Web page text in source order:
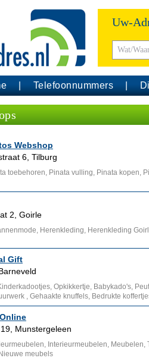
Uw-
Telefoonnummers
Webshop
6, Tilburg
toebehoren, Pinata vulling, Pinata kopen,
2, Goirle
Herenkleding, Herenkleding
Gift
Opkikkertje, Babykado's,
, Gehaakte knuffels, Bedrukte
Munstergeleen
Interieurmeubelen, Meubelen,
meubels